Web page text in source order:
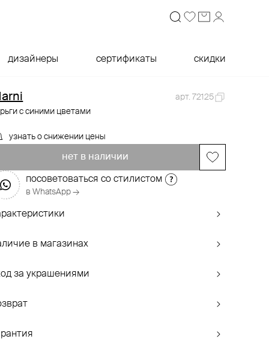
дизайнеры сертификаты скидки
арт. 72125
с синими цветами
узнать о снижении цены
нет в наличии
посоветоваться со стилистом
в WhatsApp →
в магазинах
за украшениями